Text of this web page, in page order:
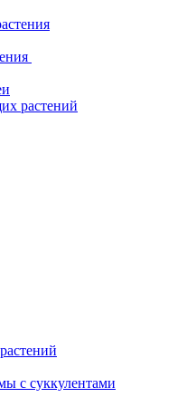
растений
с суккулентами